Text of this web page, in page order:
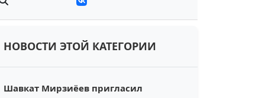
НОВОСТИ ЭТОЙ КАТЕГОРИИ
Шавкат Мирзиёев пригласил